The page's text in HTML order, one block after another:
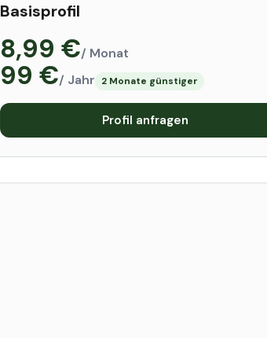
Basisprofil
8,99 €/ Monat
99 €/ Jahr 2 Monate günstiger
Profil anfragen